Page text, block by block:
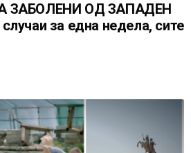
ЗАБОЛЕНИ ОД ЗАПАДЕН
за една недела, сите